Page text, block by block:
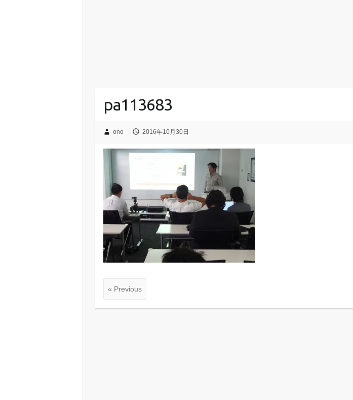
pa113683
ono 2016年10月30日
« Previous